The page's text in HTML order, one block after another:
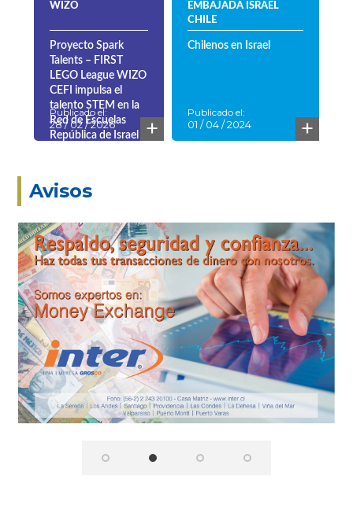
WIZO
Proyecto Spark
Talents – FIRST
LEGO League WIZO
CEFI impulsa el
talento STEM en la
Red de Escuelas
República de Israel
Publicado el:
28 / 02 / 2026 +
EMBAJADA ISRAEL
CHILE
Chilenos en Israel
Publicado el:
01 / 04 / 2024 +
Avisos